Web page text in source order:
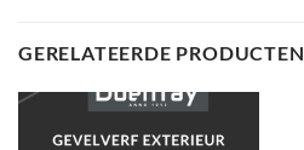
GERELATEERDE PRODUCTEN